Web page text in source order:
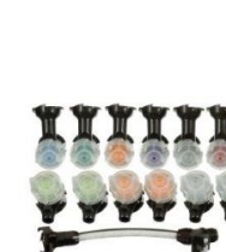
images
gallery